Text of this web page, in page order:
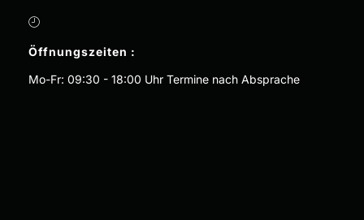
Öffnungszeiten :
Mo-Fr: 09:30 - 18:00 Uhr Termine nach Absprache